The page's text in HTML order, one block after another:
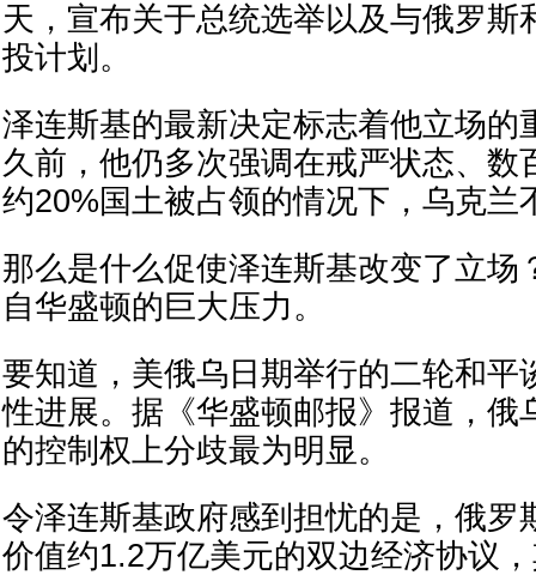
天，宣布关于总统选举以及与俄罗斯
投计划。
泽连斯基的最新决定标志着他立场的
久前，他仍多次强调在戒严状态、数
约20%国土被占领的情况下，乌克兰
那么是什么促使泽连斯基改变了立场
自华盛顿的巨大压力。
要知道，美俄乌日期举行的二轮和平
性进展。据《华盛顿邮报》报道，俄
的控制权上分歧最为明显。
令泽连斯基政府感到担忧的是，俄罗
价值约1.2万亿美元的双边经济协议